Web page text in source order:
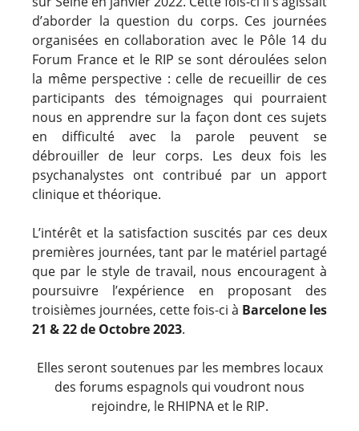
d’aborder la question du corps. Ces journées
organisées en collaboration avec le Pôle 14 du
Forum France et le RIP se sont déroulées selon
la même perspective : celle de recueillir de ces
participants des témoignages qui pourraient
nous en apprendre sur la façon dont ces sujets
en difficulté avec la parole peuvent se
débrouiller de leur corps. Les deux fois les
psychanalystes ont contribué par un apport
clinique et théorique.
L’intérêt et la satisfaction suscités par ces deux
premières journées, tant par le matériel partagé
que par le style de travail, nous encouragent à
poursuivre l’expérience en proposant des
troisièmes journées, cette fois-ci à Barcelone les
21 & 22 de Octobre 2023.
Elles seront soutenues par les membres locaux
des forums espagnols qui voudront nous
rejoindre, le RHIPNA et le RIP.